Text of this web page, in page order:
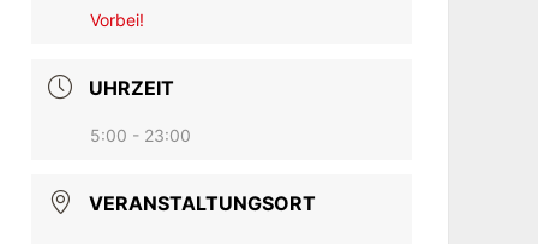
Vorbei!
UHRZEIT
5:00 - 23:00
VERANSTALTUNGSORT